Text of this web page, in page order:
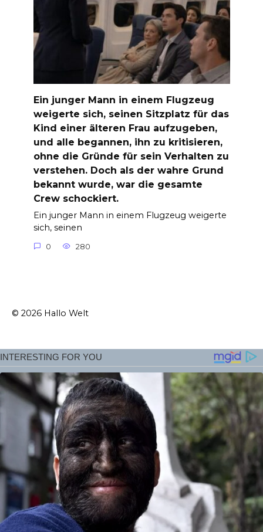
Ein junger Mann in einem Flugzeug
weigerte sich, seinen Sitzplatz für das
Kind einer älteren Frau aufzugeben,
und alle begannen, ihn zu kritisieren,
ohne die Gründe für sein Verhalten zu
verstehen. Doch als der wahre Grund
bekannt wurde, war die gesamte
Crew schockiert.
Ein junger Mann in einem Flugzeug weigerte
sich, seinen
0 280
© 2026 Hallo Welt